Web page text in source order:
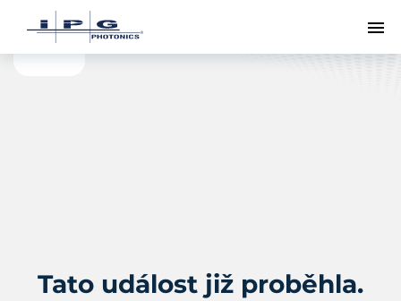
Tato událost již proběhla.